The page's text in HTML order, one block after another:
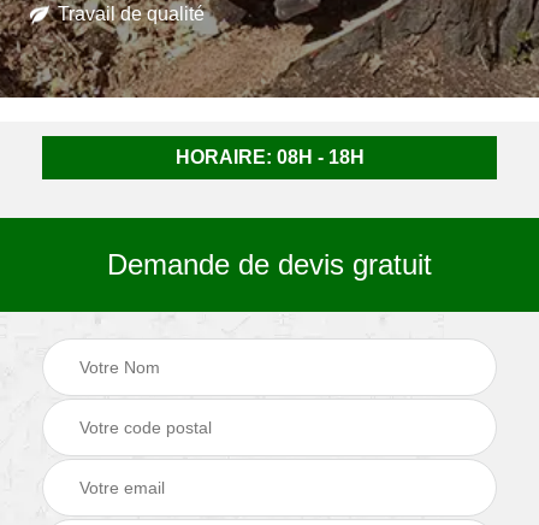
Travail de qualité
HORAIRE: 08H - 18H
Demande de devis gratuit